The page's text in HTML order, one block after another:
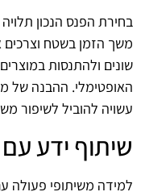
בחירת הפנס הנכון
משך הזמן בשטח וצרכים
שונים ולהתנסות
האופטימלי. ההבנה של
עשויה להוביל לשיפור
שיתוף ידע
למידה משיתופי פעולה